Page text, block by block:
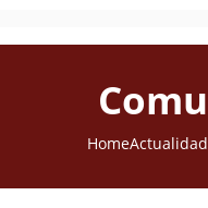
HomeActualidad